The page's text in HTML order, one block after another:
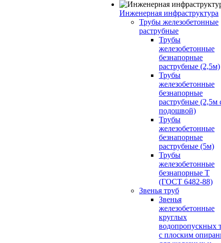
Инженерная инфраструктура
Трубы железобетонные
раструбные
Трубы
железобетонные
безнапорные
раструбные (2,5м)
Трубы
железобетонные
безнапорные
раструбные (2,5м
подошвой)
Трубы
железобетонные
безнапорные
раструбные (5м)
Трубы
железобетонные
безнапорные Т
(ГОСТ 6482-88)
Звенья труб
Звенья
железобетонные
круглых
водопропускных
с плоским